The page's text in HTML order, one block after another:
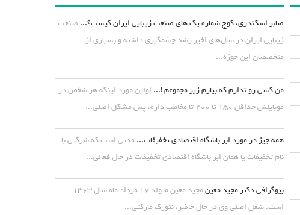
صابر اسکندری، کوچ شماره یک های صنعت زیبایی ایران کیست؟... صنعت
زیبایی ایران در سال‌های اخیر رشد چشمگیری داشته و بسیاری از
متخصصان این حوزه...
من کسی رو ندارم که بیارم زیر مجموعم !... اولین مورد اینکه هر شخص در
موبایلش حداقل ۱۵۰ تا ۲۰۰ تا مخاطب داره، پس مشکل اصلی...
همه چیز در مورد ابر باشگاه اقتصادی تخفیفات...مدتی است که شرکتی با
نام تخفیفات یا همان ابر باشگاه اقتصادی تخفیفات در حال فعالی...
بیوگرافی دکتر مجید معین
مجید معین متولد ۱۷ مرداد ماه سال ۱۳۶۳
است. شغل اصلی وی در حال حاضر، نتورک مارکتی...